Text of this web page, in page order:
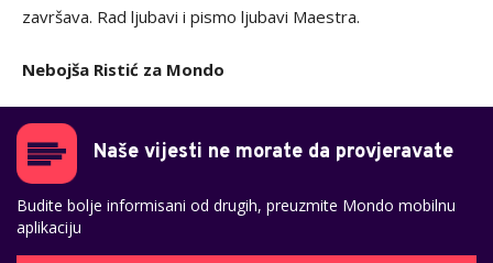
završava. Rad ljubavi i pismo ljubavi Maestra.
Nebojša Ristić za Mondo
Naše vijesti ne morate da provjeravate
Budite bolje informisani od drugih, preuzmite Mondo mobilnu
aplikaciju